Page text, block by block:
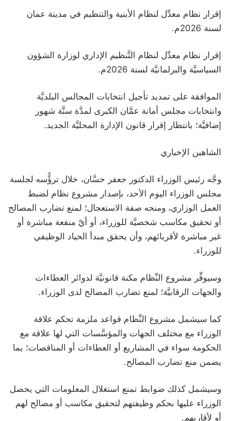
إقرار نظام معدِّل لنظام الأبنية والتنظيم في مدينة عمان
لسنة 2026م.
إقرار نظام معدِّل لنظام التَّنظيم الإداري لوزارة الشؤون
السياسيَّة والبرلمانيَّة لسنة 2026م.
الموافقة على تمديد تأجيل انتخابات المجالس البلديَّة
وانتخابات مجلس أمانة عمَّان الكبرى لمدَّة ستَّة شهور
إضافيَّة؛ بانتظار إقرار قانون الإدارة المحليَّة الجديد.
الشاهين الإخباري
وجَّه رئيس الوزراء الدكتور جعفر حسَّان، خلال ترؤُّسه لجلسة
مجلس الوزراء اليوم الأحد، بإصدار مشروع نظام لضبط
العمل الوزاري، ومنحه صفة الاستعجال؛ لمنع تضارب المصالح
أو تحقيق مكاسب شخصيَّة للوزراء، أو أيّ منفعة مباشرة أو
غير مباشرة لأقربائهم، وأن يحقق مبدأ الحياد الوظيفي
للوزراء.
وسيوفِّر مشروع النِّظام مكنة قانونيَّة لدوائر العطاءات
والجهات الرقابيَّة؛ لمنع تضارب المصالح لدى الوزراء.
كما سيشمل مشروع النِّظام قواعد ملزمة تحكم علاقة
الوزراء مع مختلف الجهات والمؤسَّسات التي لها علاقة مع
الحكومة سواء في المشاريع أو العطاءات أو المناقصات؛ بما
يضمن منع تضارب المصالح.
وسيشمل كذلك ضوابط تمنع استغلال المعلومات التي يحصل
الوزراء عليها بحكم وظيفتهم لتحقيق مكاسب أو مصالح لهم
أو لأقاربهم.